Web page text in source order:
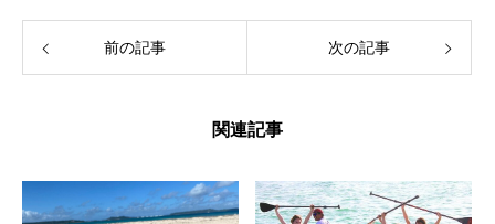
前の記事 次の記事
関連記事